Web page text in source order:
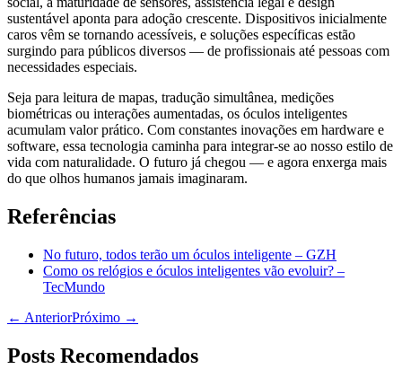
sustentável aponta para adoção crescente. Dispositivos inicialmente
caros vêm se tornando acessíveis, e soluções específicas estão
surgindo para públicos diversos — de profissionais até pessoas com
necessidades especiais.
Seja para leitura de mapas, tradução simultânea, medições
biométricas ou interações aumentadas, os óculos inteligentes
acumulam valor prático. Com constantes inovações em hardware e
software, essa tecnologia caminha para integrar-se ao nosso estilo de
vida com naturalidade. O futuro já chegou — e agora enxerga mais
do que olhos humanos jamais imaginaram.
Referências
No futuro, todos terão um óculos inteligente – GZH
Como os relógios e óculos inteligentes vão evoluir? –
TecMundo
← AnteriorPróximo →
Posts Recomendados